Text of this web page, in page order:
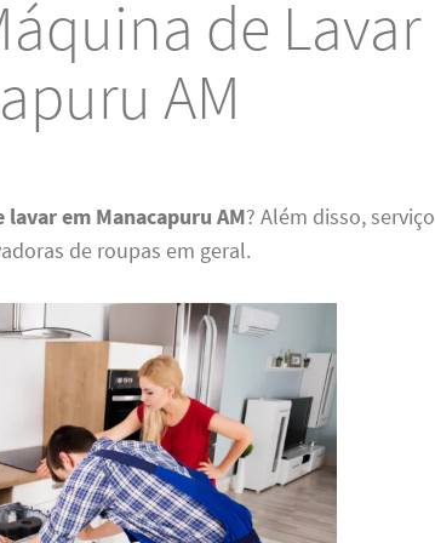
de Lavar
AM
em Manacapuru AM? Além disso, serviço
de roupas em geral.